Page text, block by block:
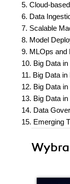
5. Cloud-
6. Data
7. Scalable
8. Model
9. MLOps and
10. Big Data
11. Big Data
12. Big Data
13. Big Data
14. Data
15. Emerging